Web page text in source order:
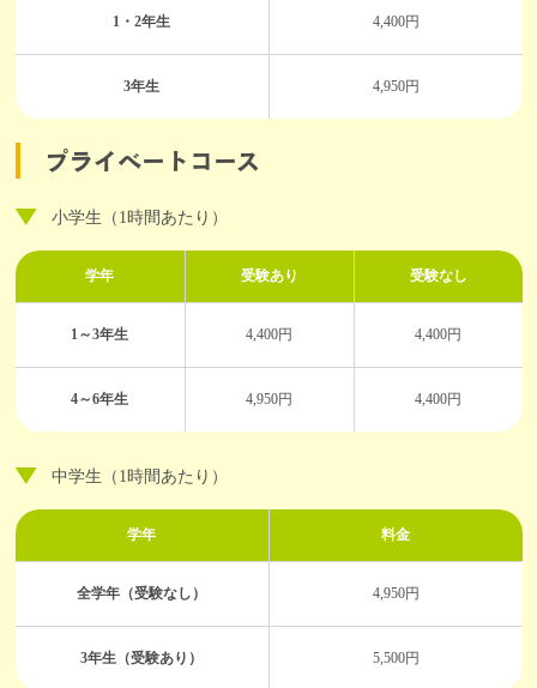
1・2年生 4,400円
3年生 4,950円
プライベートコース
小学生（1時間あたり）
学年 受験あり 受験なし
1～3年生 4,400円 4,400円
4～6年生 4,950円 4,400円
中学生（1時間あたり）
学年 料金
全学年（受験なし） 4,950円
3年生（受験あり） 5,500円